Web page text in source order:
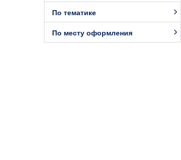
По тематике
По месту оформления